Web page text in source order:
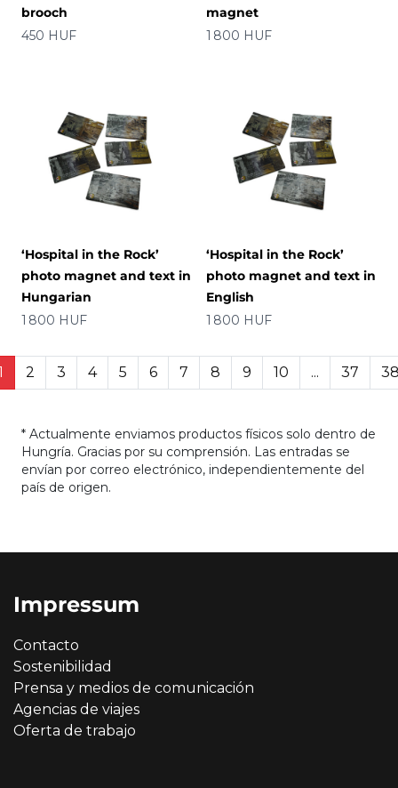
brooch
Precio
450 HUF
magnet
Precio
1 800 HUF
‘Hospital in the Rock’
photo magnet and text in
Hungarian
Precio
1 800 HUF
‘Hospital in the Rock’
photo magnet and text in
English
Precio
1 800 HUF
2 3 4 5 6 7 8 9 10 ... 37
* Actualmente enviamos productos físicos solo dentro de
Hungría. Gracias por su comprensión. Las entradas se
envían por correo electrónico, independientemente del
país de origen.
Impressum
Contacto
Sostenibilidad
Prensa y medios de comunicación
Agencias de viajes
Oferta de trabajo